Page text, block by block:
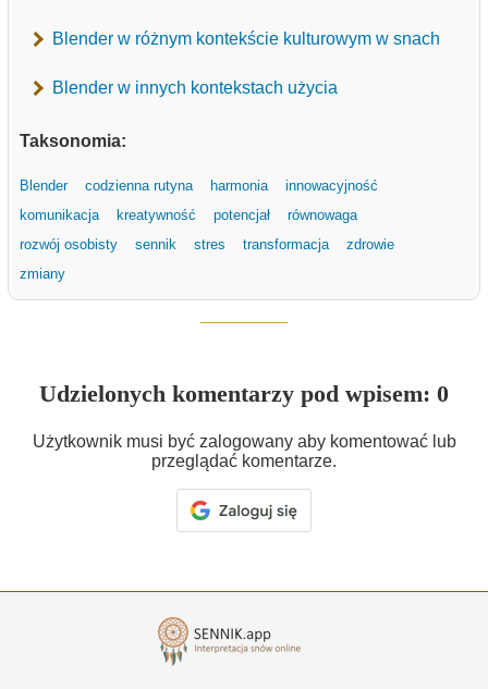
Blender w różnym kontekście kulturowym w snach
Blender w innych kontekstach użycia
Taksonomia:
Blender codzienna rutyna harmonia
innowacyjność
komunikacja
kreatywność potencjał
równowaga
rozwój osobisty
sennik stres transformacja
zdrowie
zmiany
Udzielonych komentarzy pod wpisem: 0
Użytkownik musi być zalogowany aby komentować lub
przeglądać komentarze.